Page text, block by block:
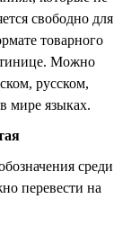
свободно для
товарного
Можно
русском,
мире языках.
среди
перевести на